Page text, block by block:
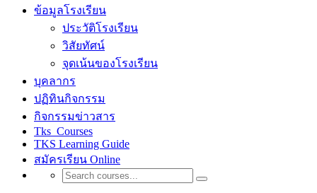
ข้อมูลโรงเรียน
ประวัติโรงเรียน
วิสัยทัศน์
จุดเน้นของโรงเรียน
บุคลากร
ปฏิทินกิจกรรม
กิจกรรมข่าวสาร
Tks_Courses
TKS Learning Guide
สมัครเรียน Online